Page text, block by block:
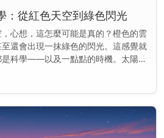
：從紅色天空到綠色閃光
心想，這怎麼可能是真的？橙色的雲
還會出現一抹綠色的閃光。這感覺就
是科學——以及一點點的時機。太陽可
剛開始。 快速見解： 日落的顏色是